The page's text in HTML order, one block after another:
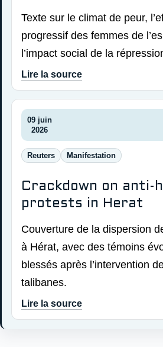
Texte sur le climat de peur,
progressif des femmes de
l’impact social de la
Lire la source
09 juin
2026
Reuters Manifestation
Crackdown on anti-
protests in Herat
Couverture de la dispersion
à Hérat, avec des témoins
blessés après l’intervention
talibanes.
Lire la source